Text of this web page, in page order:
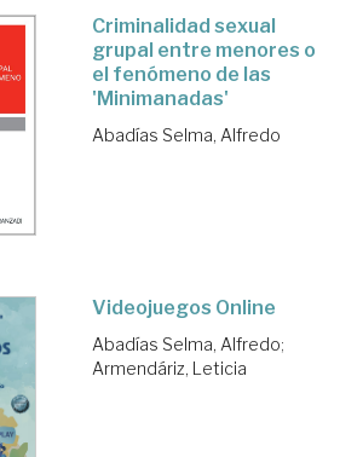
Criminalidad sexual
grupal entre menores o
el fenómeno de las
'Minimanadas'
Abadías Selma, Alfredo
Videojuegos Online
Abadías Selma, Alfredo;
Armendáriz, Leticia